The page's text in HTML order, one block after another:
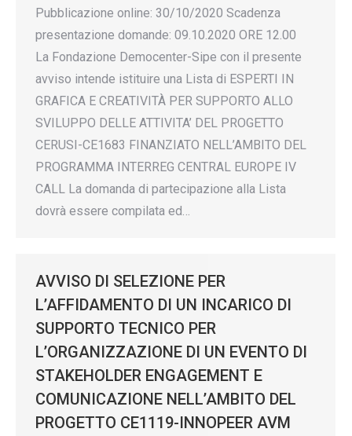
Pubblicazione online: 30/10/2020 Scadenza
presentazione domande: 09.10.2020 ORE 12.00
La Fondazione Democenter-Sipe con il presente
avviso intende istituire una Lista di ESPERTI IN
GRAFICA E CREATIVITÀ PER SUPPORTO ALLO
SVILUPPO DELLE ATTIVITA’ DEL PROGETTO
CERUSI-CE1683 FINANZIATO NELL’AMBITO DEL
PROGRAMMA INTERREG CENTRAL EUROPE IV
CALL La domanda di partecipazione alla Lista
dovrà essere compilata ed…
AVVISO DI SELEZIONE PER
L’AFFIDAMENTO DI UN INCARICO DI
SUPPORTO TECNICO PER
L’ORGANIZZAZIONE DI UN EVENTO DI
STAKEHOLDER ENGAGEMENT E
COMUNICAZIONE NELL’AMBITO DEL
PROGETTO CE1119-INNOPEER AVM